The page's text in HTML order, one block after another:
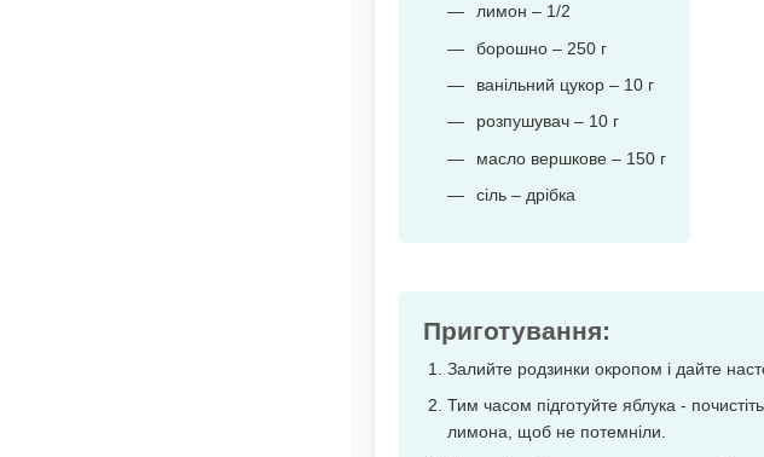
лимон – 1/2
борошно – 250 г
ванільний цукор – 10 г
розпушувач – 10 г
масло вершкове – 150 г
сіль – дрібка
Приготування:
Залийте родзинки окропом і дайте
Тим часом підготуйте яблука -
лимона, щоб не потемніли.